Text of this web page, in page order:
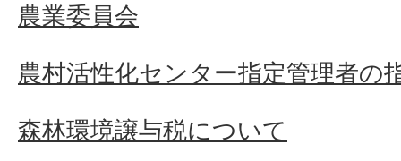
農業委員会
農村活性化センター指定管理者の
森林環境譲与税について